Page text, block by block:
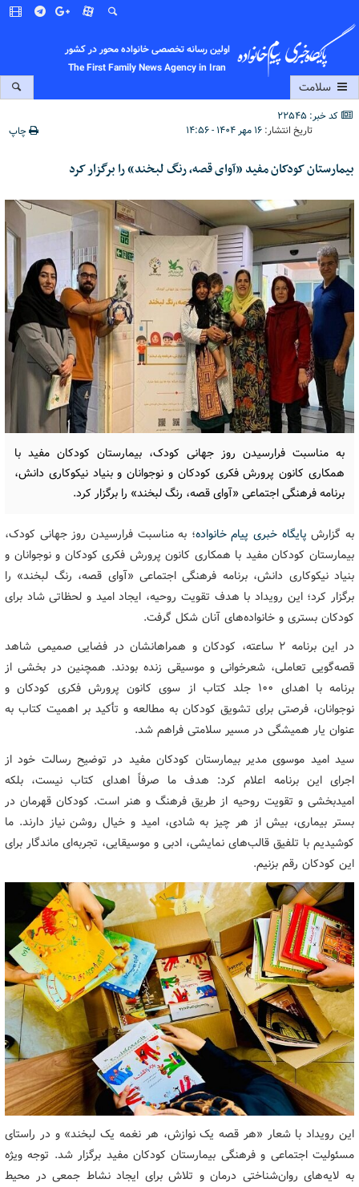
اولین رسانه تخصصی خانواده محور در کشور
The First Family News Agency in Iran
سلامت
کد خبر: 22545
تاریخ انتشار:۱۶ مهر ۱۴۰۴ - ۱۴:۵۶ چاپ
بیمارستان کودکان مفید «آوای قصه، رنگ لبخند» را برگزار کرد
به مناسبت فرارسیدن روز جهانی کودک، بیمارستان کودکان مفید با
همکاری کانون پرورش فکری کودکان و نوجوانان و بنیاد نیکوکاری دانش،
برنامه فرهنگی اجتماعی «آوای قصه، رنگ لبخند» را برگزار کرد.
به گزارش پایگاه خبری پیام خانواده؛ به مناسبت فرارسیدن روز جهانی کودک،
بیمارستان کودکان مفید با همکاری کانون پرورش فکری کودکان و نوجوانان و
بنیاد نیکوکاری دانش، برنامه فرهنگی اجتماعی «آوای قصه، رنگ لبخند» را
برگزار کرد؛ این رویداد با هدف تقویت روحیه، ایجاد امید و لحظاتی شاد برای
کودکان بستری و خانواده‌های آنان شکل گرفت.
در این برنامه ۲ ساعته، کودکان و همراهانشان در فضایی صمیمی شاهد
قصه‌گویی تعاملی، شعرخوانی و موسیقی زنده بودند. همچنین در بخشی از
برنامه با اهدای ۱۰۰ جلد کتاب از سوی کانون پرورش فکری کودکان و
نوجوانان، فرصتی برای تشویق کودکان به مطالعه و تأکید بر اهمیت کتاب به
عنوان یار همیشگی در مسیر سلامتی فراهم شد.
سید امید موسوی مدیر بیمارستان کودکان مفید در توضیح رسالت خود از
اجرای این برنامه اعلام کرد: هدف ما صرفاً اهدای کتاب نیست، بلکه
امیدبخشی و تقویت روحیه از طریق فرهنگ و هنر است. کودکان قهرمان در
بستر بیماری، بیش از هر چیز به شادی، امید و خیال روشن نیاز دارند. ما
کوشیدیم با تلفیق قالب‌های نمایشی، ادبی و موسیقایی، تجربه‌ای ماندگار برای
این کودکان رقم بزنیم.
این رویداد با شعار «هر قصه یک نوازش، هر نغمه یک لبخند» و در راستای
مسئولیت اجتماعی و فرهنگی بیمارستان کودکان مفید برگزار شد. توجه ویژه
به لایه‌های روان‌شناختی درمان و تلاش برای ایجاد نشاط جمعی در محیط